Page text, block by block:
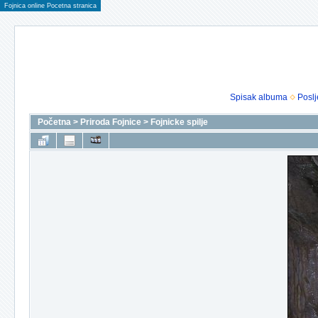
Fojnica online Pocetna stranica
Spisak albuma
Početna > Priroda Fojnice > Fojnicke spilje